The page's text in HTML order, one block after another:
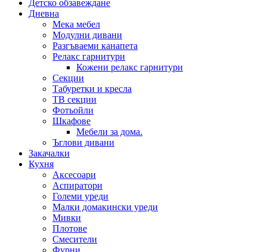
Детско обзавеждане
Дневна
Мека мебел
Модулни дивани
Разгъваеми канапета
Релакс гарнитури
Кожени релакс гарнитури
Секции
Табуретки и кресла
ТВ секции
Фотьойли
Шкафове
Мебели за дома.
Ъглови дивани
Закачалки
Кухня
Аксесоари
Аспиратори
Големи уреди
Малки домакински уреди
Мивки
Плотове
Смесители
Фурни